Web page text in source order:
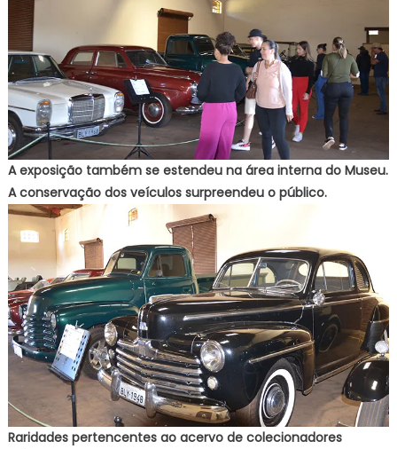
A exposição também se estendeu na área interna do Museu.
A conservação dos veículos surpreendeu o público.
Raridades pertencentes ao acervo de colecionadores